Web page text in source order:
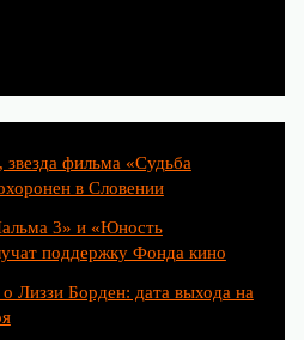
звезда фильма «Судьба
в Словении
3» и «Юность
поддержку Фонда кино
Лиззи Борден: дата выхода на